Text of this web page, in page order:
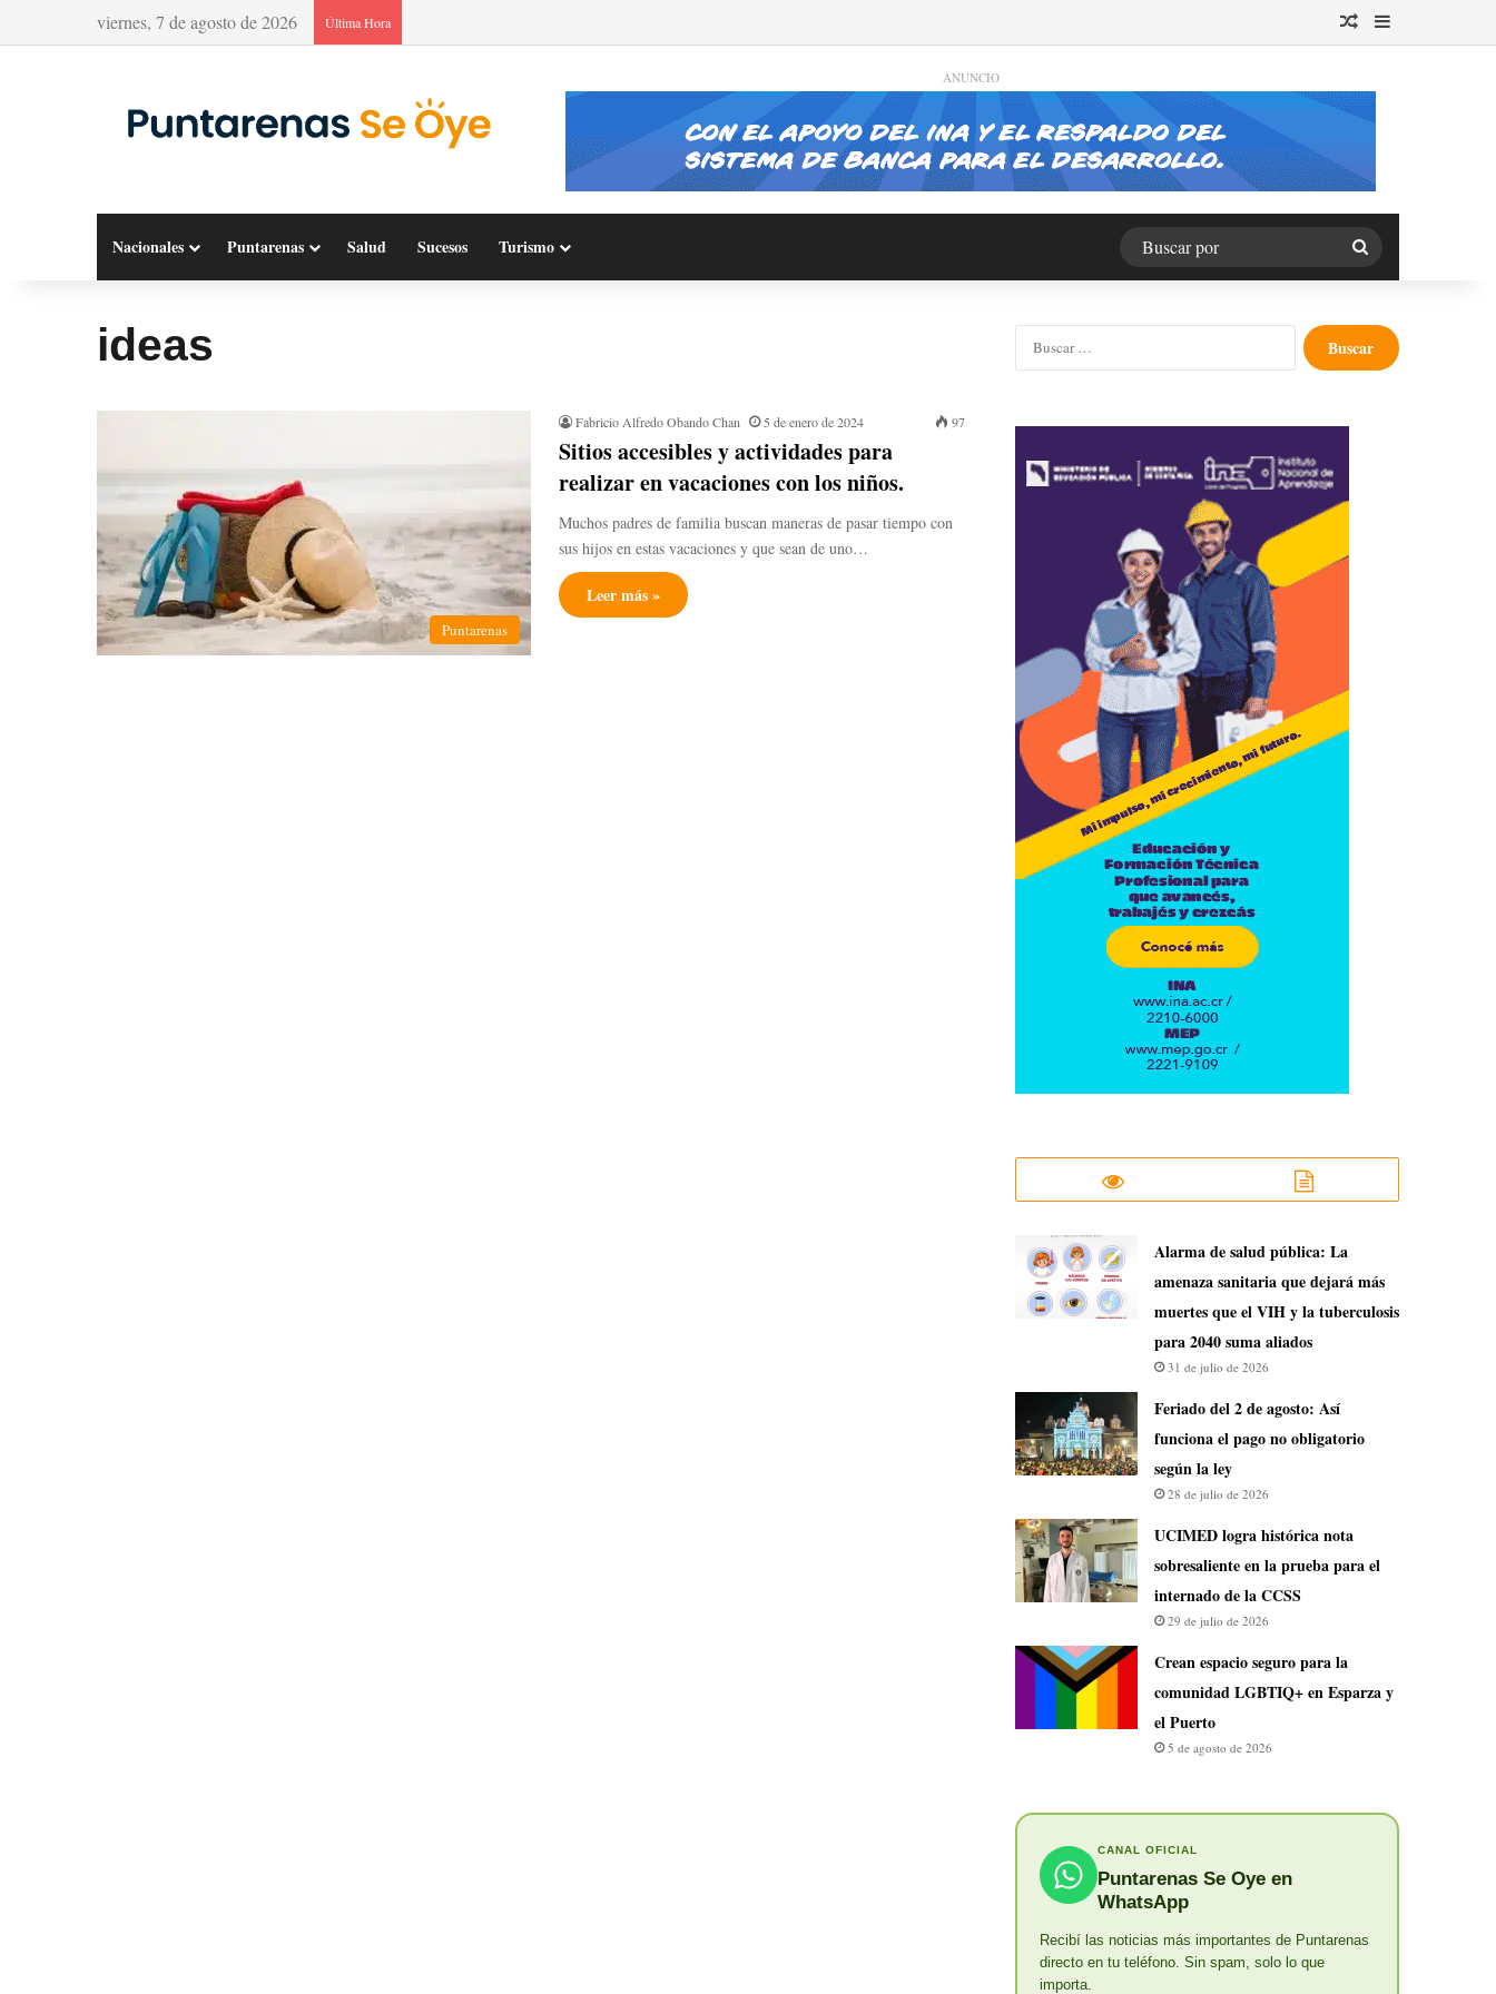
viernes, 7 de agosto de 2026 Última Hora Publicación al azar
Barra lateral
ANUNCIO
Nacionales Puntarenas Salud Sucesos Turismo
Buscar
por
ideas
Puntarenas
Fabricio Alfredo Obando Chan 5 de enero de 2024 97
Sitios accesibles y actividades para
realizar en vacaciones con los niños.
Muchos padres de familia buscan maneras de pasar tiempo con
sus hijos en estas vacaciones y que sean de uno…
Leer más »
Buscar:
​Alarma de salud pública: La
amenaza sanitaria que dejará más
muertes que el VIH y la tuberculosis
para 2040 suma aliados
31 de julio de 2026
Feriado del 2 de agosto: Así
funciona el pago no obligatorio
según la ley
28 de julio de 2026
UCIMED logra histórica nota
sobresaliente en la prueba para el
internado de la CCSS
29 de julio de 2026
Crean espacio seguro para la
comunidad LGBTIQ+ en Esparza y
el Puerto
5 de agosto de 2026
CANAL OFICIAL
Puntarenas Se Oye en
WhatsApp
Recibí las noticias más importantes de Puntarenas
directo en tu teléfono. Sin spam, solo lo que
importa.